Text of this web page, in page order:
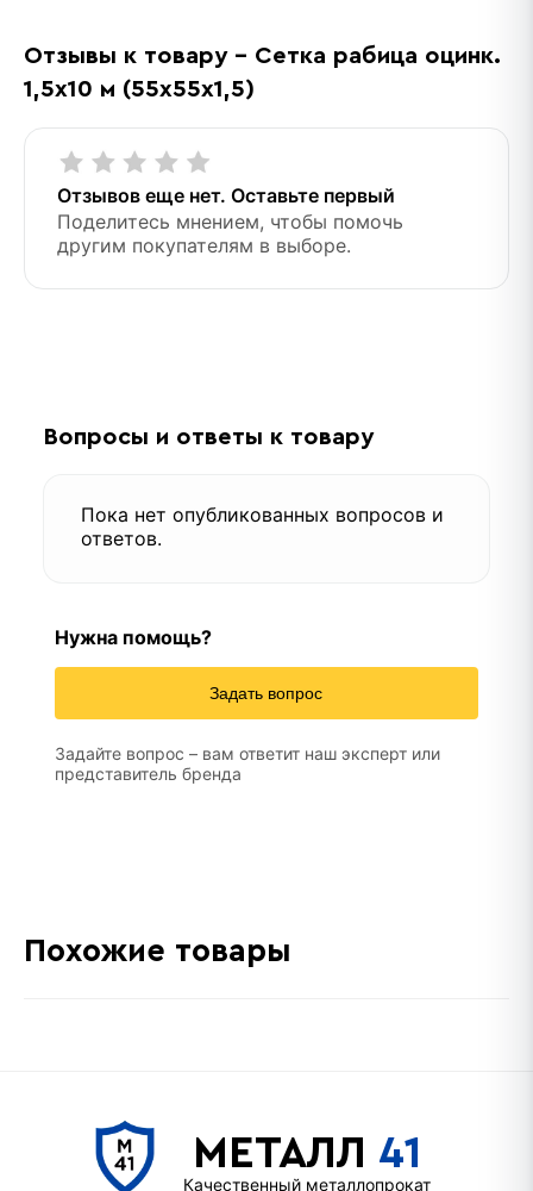
Отзывы к товару - Сетка рабица оцинк.
1,5х10 м (55х55х1,5)
Отзывов еще нет. Оставьте первый
Поделитесь мнением, чтобы помочь
другим покупателям в выборе.
Вопросы и ответы к товару
Пока нет опубликованных вопросов и
ответов.
Нужна помощь?
Задать вопрос
Задайте вопрос – вам ответит наш эксперт или
представитель бренда
Похожие товары
МЕТАЛЛ 41
Качественный металлопрокат